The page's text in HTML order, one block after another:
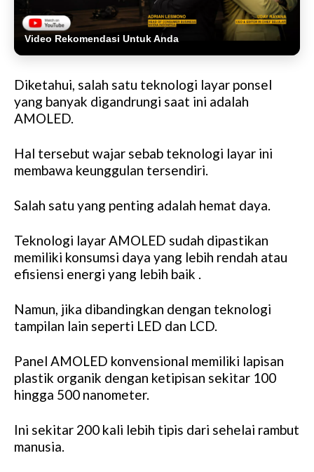
Video Rekomendasi Untuk Anda
Diketahui, salah satu teknologi layar ponsel
yang banyak digandrungi saat ini adalah
AMOLED.
Hal tersebut wajar sebab teknologi layar ini
membawa keunggulan tersendiri.
Salah satu yang penting adalah hemat daya.
Teknologi layar AMOLED sudah dipastikan
memiliki konsumsi daya yang lebih rendah atau
efisiensi energi yang lebih baik .
Namun, jika dibandingkan dengan teknologi
tampilan lain seperti LED dan LCD.
Panel AMOLED konvensional memiliki lapisan
plastik organik dengan ketipisan sekitar 100
hingga 500 nanometer.
Ini sekitar 200 kali lebih tipis dari sehelai rambut
manusia.